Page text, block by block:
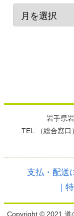
岩手県
TEL:（総合窓
支払・配送
｜
Copyright © 2021 道